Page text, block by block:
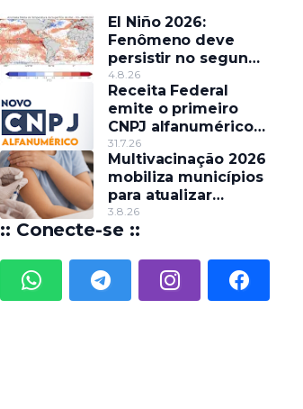
El Niño 2026:
Fenômeno deve
persistir no segundo
semestre e pode
alterar o regime de
chuvas
4.8.26
Receita Federal
emite o primeiro
CNPJ alfanumérico
do país
31.7.26
Multivacinação 2026
mobiliza municípios
para atualizar
caderneta de
crianças e
3.8.26
:: Conecte-se ::